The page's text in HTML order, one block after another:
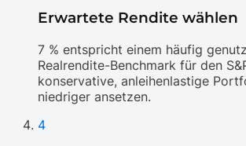
Erwartete Rendite wählen
7 % entspricht einem häufig
Realrendite-Benchmark für den
konservative, anleihenlastige
niedriger ansetzen.
4